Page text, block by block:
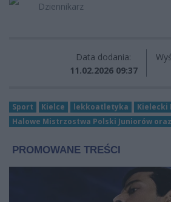
Dziennikarz
Data dodania:
11.02.2026 09:37
Sport Kielce lekkoatletyka
Kielecki
Halowe Mistrzostwa Polski Juniorów